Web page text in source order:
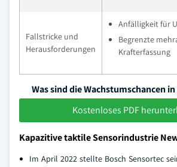
Fallstricke und
Herausforderungen
Anfälligkeit für
Begrenzte
Krafterfassung
Was sind die Wachstumschancen
Kostenloses PDF
Kapazitive taktile Sensorindustrie
Im April 2022 stellte Bosch Sensortec